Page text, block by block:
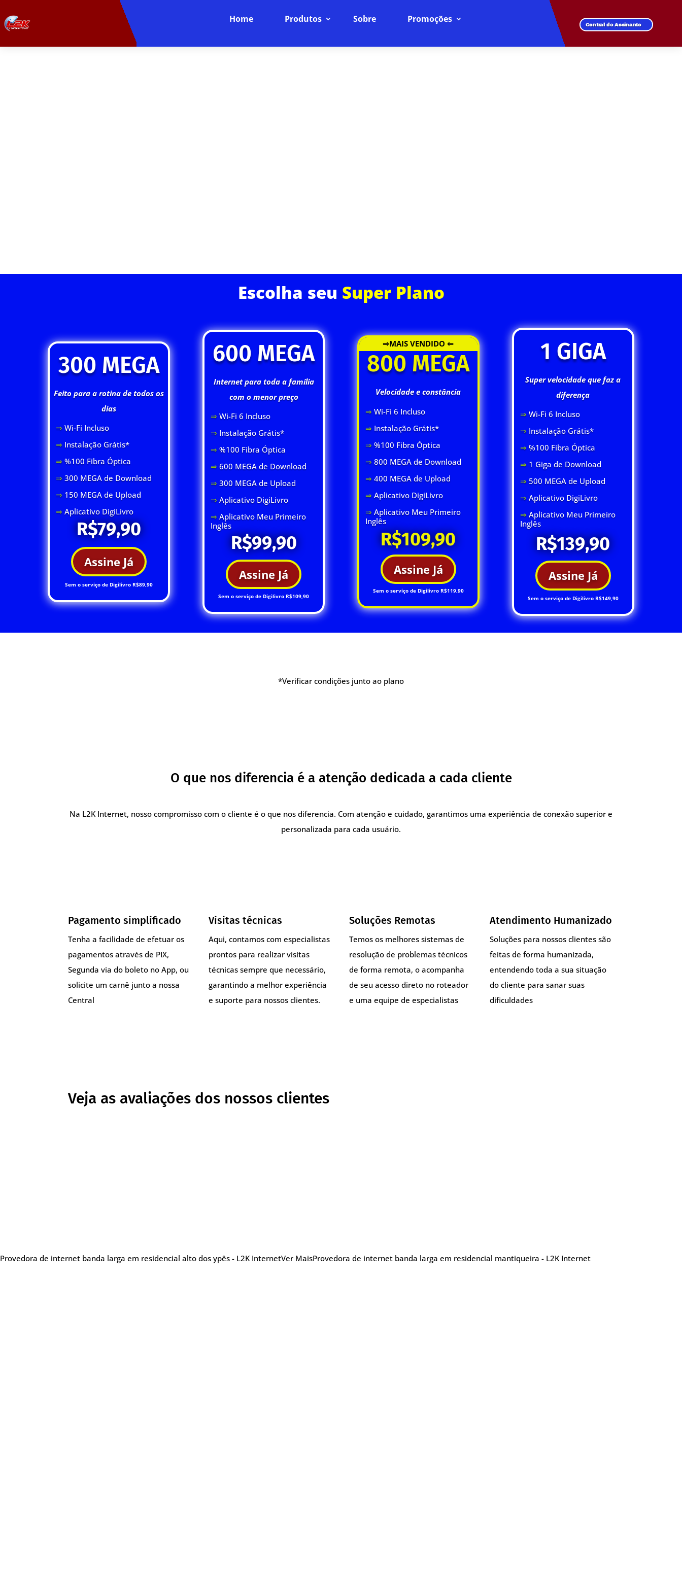
Home Produtos Sobre Promoções Central do Assinante
Escolha seu Super Plano
300 MEGA
Feito para a rotina de todos os
dias
⇒ Wi-Fi Incluso
⇒ Instalação Grátis*
⇒ %100 Fibra Óptica
⇒ 300 MEGA de Download
⇒ 150 MEGA de Upload
⇒Aplicativo DigiLivro
R$79,90
Assine Já
Sem o serviço de Digilivro R$89,90
600 MEGA
Internet para toda a família
com o menor preço
⇒ Wi-Fi 6 Incluso
⇒ Instalação Grátis*
⇒ %100 Fibra Óptica
⇒ 600 MEGA de Download
⇒ 300 MEGA de Upload
⇒ Aplicativo DigiLivro
⇒ Aplicativo Meu Primeiro
Inglês
R$99,90
Assine Já
Sem o serviço de Digilivro R$109,90
⇒MAIS VENDIDO ⇐
800 MEGA
Velocidade e constância
⇒ Wi-Fi 6 Incluso
⇒ Instalação Grátis*
⇒ %100 Fibra Óptica
⇒ 800 MEGA de Download
⇒ 400 MEGA de Upload
⇒ Aplicativo DigiLivro
⇒ Aplicativo Meu Primeiro
Inglês
R$109,90
Assine Já
Sem o serviço de Digilivro R$119,90
1 GIGA
Super velocidade que faz a
diferença
⇒ Wi-Fi 6 Incluso
⇒ Instalação Grátis*
⇒ %100 Fibra Óptica
⇒ 1 Giga de Download
⇒ 500 MEGA de Upload
⇒ Aplicativo DigiLivro
⇒ Aplicativo Meu Primeiro
Inglês
R$139,90
Assine Já
Sem o serviço de Digilivro R$149,90
*Verificar condições junto ao plano
O que nos diferencia é a atenção dedicada a cada cliente
Na L2K Internet, nosso compromisso com o cliente é o que nos diferencia. Com atenção e cuidado, garantimos uma experiência de conexão superior e
personalizada para cada usuário.
Pagamento simplificado
Tenha a facilidade de efetuar os
pagamentos através de PIX,
Segunda via do boleto no App, ou
solicite um carnê junto a nossa
Central
Visitas técnicas
Aqui, contamos com especialistas
prontos para realizar visitas
técnicas sempre que necessário,
garantindo a melhor experiência
e suporte para nossos clientes.
Soluções Remotas
Temos os melhores sistemas de
resolução de problemas técnicos
de forma remota, o acompanha
de seu acesso direto no roteador
e uma equipe de especialistas
Atendimento Humanizado
Soluções para nossos clientes são
feitas de forma humanizada,
entendendo toda a sua situação
do cliente para sanar suas
dificuldades
Veja as avaliações dos nossos clientes
Provedora de internet banda larga em residencial alto dos ypês - L2K InternetVer MaisProvedora de internet banda larga em residencial mantiqueira - L2K Internet